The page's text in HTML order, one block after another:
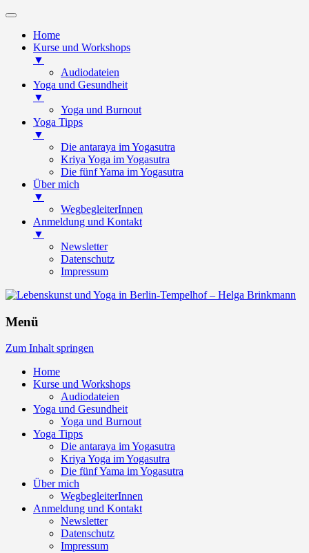
Home
Kurse und Workshops
▼
Audiodateien
Yoga und Gesundheit
▼
Yoga und Burnout
Yoga Tipps
▼
Die antaraya im Yogasutra
Kriya Yoga im Yogasutra
Die fünf Yama im Yogasutra
Über mich
▼
WegbegleiterInnen
Anmeldung und Kontakt
▼
Newsletter
Datenschutz
Impressum
BDY/EYU: "Aus der eigenen Mitte heraus
ein kraftvolles, lebendiges und freies
Leben zu gestalten ist Lebenskunst."
Menü
Zum Inhalt springen
Home
Kurse und Workshops
Audiodateien
Yoga und Gesundheit
Yoga und Burnout
Yoga Tipps
Die antaraya im Yogasutra
Kriya Yoga im Yogasutra
Die fünf Yama im Yogasutra
Über mich
WegbegleiterInnen
Anmeldung und Kontakt
Newsletter
Datenschutz
Impressum